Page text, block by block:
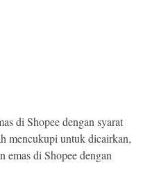
di Shopee dengan syarat
mencukupi untuk dicairkan,
emas di Shopee dengan